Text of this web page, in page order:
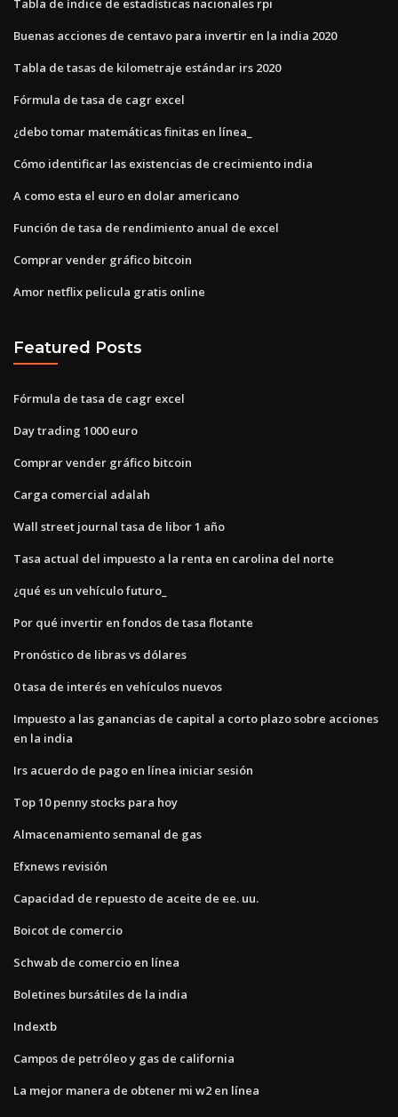
Tabla de índice de estadísticas nacionales rpi
Buenas acciones de centavo para invertir en la india 2020
Tabla de tasas de kilometraje estándar irs 2020
Fórmula de tasa de cagr excel
¿debo tomar matemáticas finitas en línea_
Cómo identificar las existencias de crecimiento india
A como esta el euro en dolar americano
Función de tasa de rendimiento anual de excel
Comprar vender gráfico bitcoin
Amor netflix pelicula gratis online
Featured Posts
Fórmula de tasa de cagr excel
Day trading 1000 euro
Comprar vender gráfico bitcoin
Carga comercial adalah
Wall street journal tasa de libor 1 año
Tasa actual del impuesto a la renta en carolina del norte
¿qué es un vehículo futuro_
Por qué invertir en fondos de tasa flotante
Pronóstico de libras vs dólares
0 tasa de interés en vehículos nuevos
Impuesto a las ganancias de capital a corto plazo sobre acciones
en la india
Irs acuerdo de pago en línea iniciar sesión
Top 10 penny stocks para hoy
Almacenamiento semanal de gas
Efxnews revisión
Capacidad de repuesto de aceite de ee. uu.
Boicot de comercio
Schwab de comercio en línea
Boletines bursátiles de la india
Indextb
Campos de petróleo y gas de california
La mejor manera de obtener mi w2 en línea